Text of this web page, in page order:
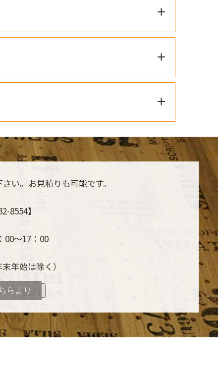
い。お見積りも可能です。
8554】
00～17：00
年始は除く）
らより